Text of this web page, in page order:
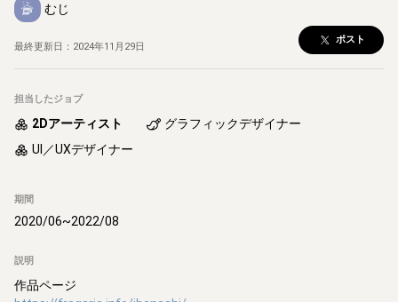
むじ
最終更新日： 2024年11月29日
ポスト
担当したジョブ
2Dアーティスト
グラフィックデザイナー
UI／UXデザイナー
期間
2020/06~2022/08
説明